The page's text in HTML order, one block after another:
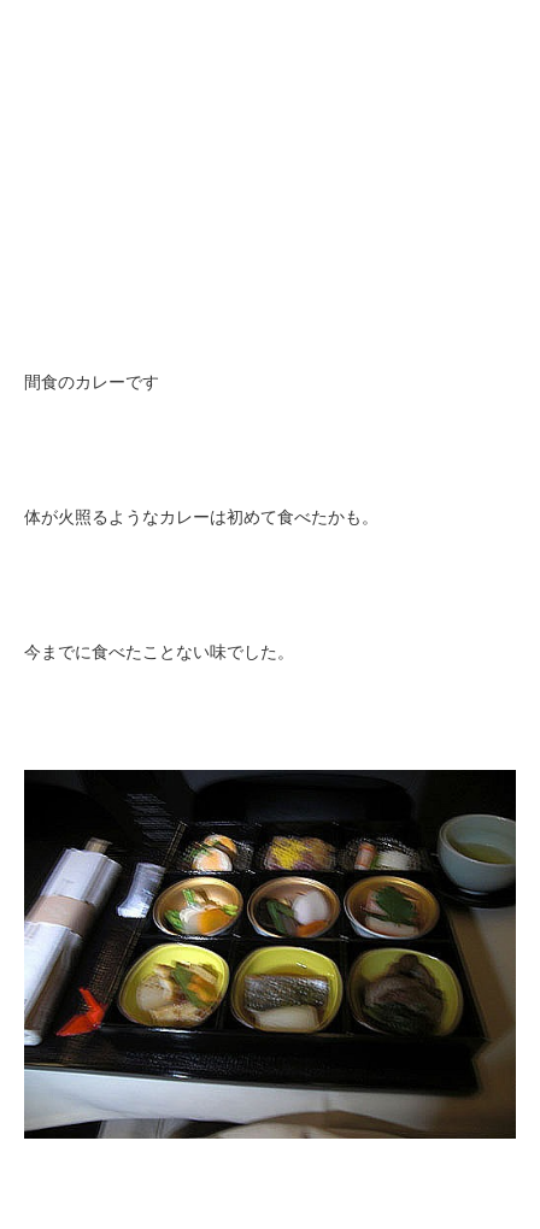
間食のカレーです
体が火照るようなカレーは初めて食べたかも。
今までに食べたことない味でした。